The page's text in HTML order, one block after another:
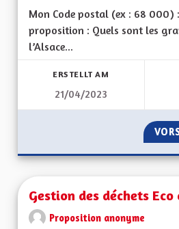
Mon Code postal (ex : 68 000)
proposition : Quels sont les
l’Alsace...
ERSTELLT AM
21/04/2023
Gestion des déchets
Proposition anonyme